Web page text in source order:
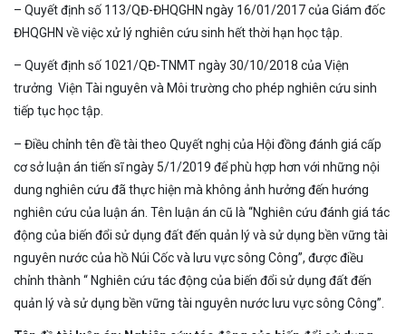
– Quyết định số 113/QĐ-ĐHQGHN ngày 16/01/2017 của Giám đốc
ĐHQGHN về việc xử lý nghiên cứu sinh hết thời hạn học tập.
– Quyết định số 1021/QĐ-TNMT ngày 30/10/2018 của Viện
trưởng Viện Tài nguyên và Môi trường cho phép nghiên cứu sinh
tiếp tục học tập.
– Điều chỉnh tên đề tài theo Quyết nghị của Hội đồng đánh giá cấp
cơ sở luận án tiến sĩ ngày 5/1/2019 để phù hợp hơn với những nội
dung nghiên cứu đã thực hiện mà không ảnh hưởng đến hướng
nghiên cứu của luận án. Tên luận án cũ là “Nghiên cứu đánh giá tác
động của biến đổi sử dụng đất đến quản lý và sử dụng bền vững tài
nguyên nước của hồ Núi Cốc và lưu vực sông Công”, được điều
chỉnh thành “ Nghiên cứu tác động của biến đổi sử dụng đất đến
quản lý và sử dụng bền vững tài nguyên nước lưu vực sông Công”.